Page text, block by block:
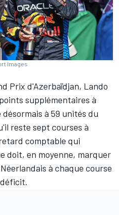
Images
Prix d'Azerbaïdjan, Lando
supplémentaires à
à 59 unités du
reste sept courses à
comptable qui
doit, en moyenne, marquer
à chaque course